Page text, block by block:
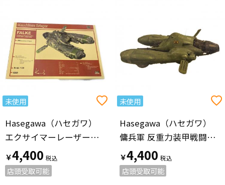
未使用
Hasegawa（ハセガワ）
エクサイマーレーザーガン装備 プラモデル 1/20 マシーネンクリーガー
￥4,400
店頭受取可能
未使用
Hasegawa（ハセガワ）
傭兵軍 反重力装甲戦闘機pkf.85 ファルケ プラモデル 1/20 マシーネンクリーガー
￥4,400
店頭受取可能